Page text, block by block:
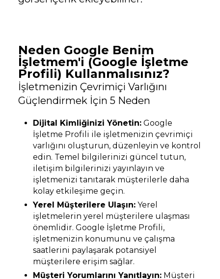
Neden Google Benim
İşletmem'i (Google İşletme
Profili) Kullanmalısınız?
İşletmenizin Çevrimiçi Varlığını
Güçlendirmek İçin 5 Neden
Dijital Kimliğinizi Yönetin: Google
İşletme Profili ile işletmenizin çevrimiçi
varlığını oluşturun, düzenleyin ve kontrol
edin. Temel bilgilerinizi güncel tutun,
iletişim bilgilerinizi yayınlayın ve
işletmenizi tanıtarak müşterilerle daha
kolay etkileşime geçin.
Yerel Müşterilere Ulaşın: Yerel
işletmelerin yerel müşterilere ulaşması
önemlidir. Google İşletme Profili,
işletmenizin konumunu ve çalışma
saatlerini paylaşarak potansiyel
müşterilere erişim sağlar.
Müşteri Yorumlarını Yanıtlayın: Müşteri